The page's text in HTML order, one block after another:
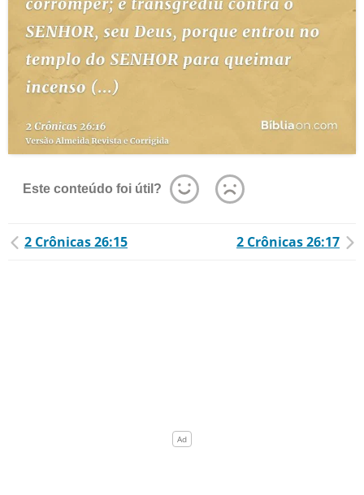
Este conteúdo foi útil?
2 Crônicas 26:15 2 Crônicas 26:17